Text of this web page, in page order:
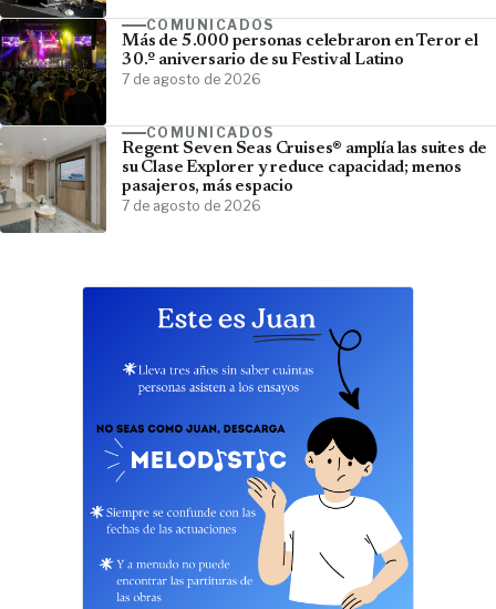
COMUNICADOS
Más de 5.000 personas celebraron en Teror el
30.º aniversario de su Festival Latino
7 de agosto de 2026
COMUNICADOS
Regent Seven Seas Cruises® amplía las suites de
su Clase Explorer y reduce capacidad; menos
pasajeros, más espacio
7 de agosto de 2026